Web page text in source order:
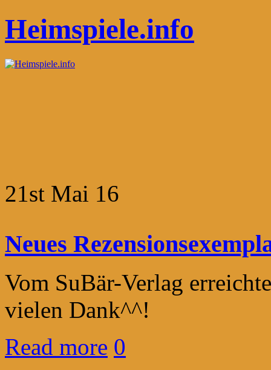
Heimspiele.info
21st Mai 16
Neues
Vom SuBär-Verlag
vielen Dank^^!
Read more 0